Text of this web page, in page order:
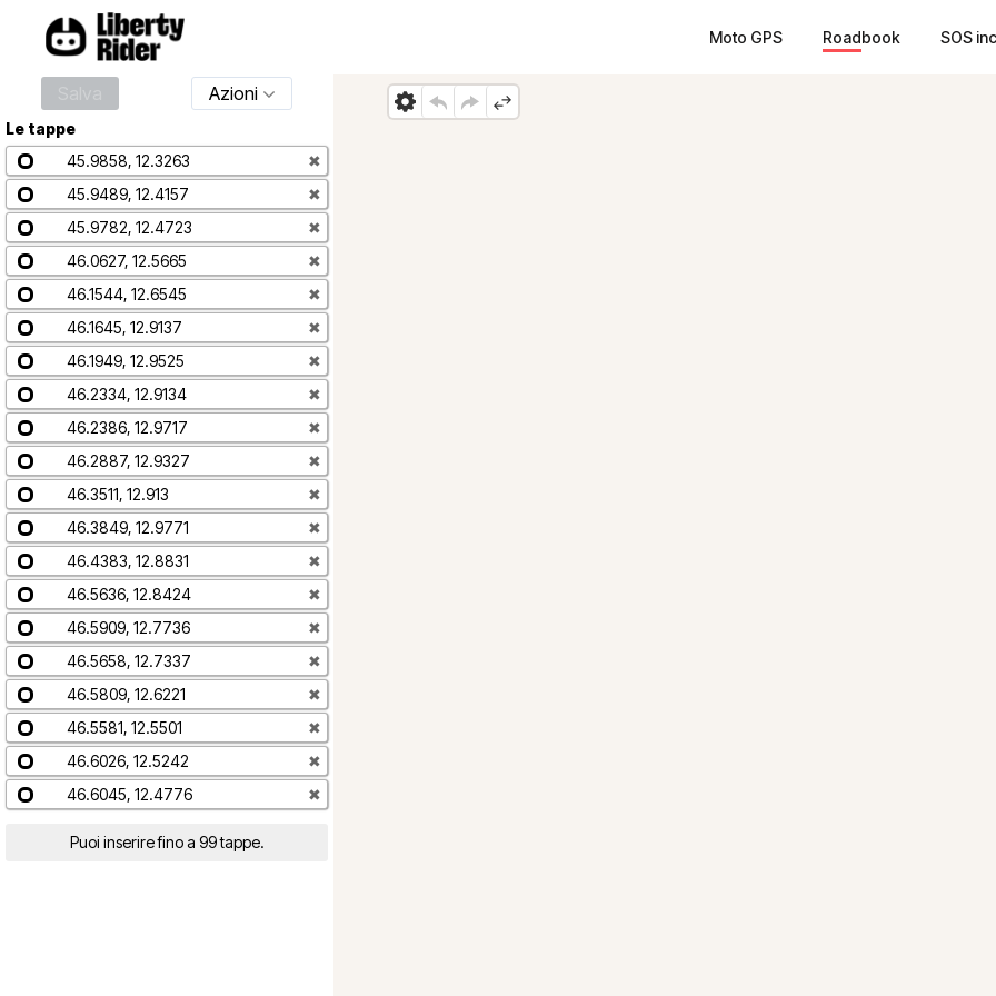
Moto GPS Roadbook SOS
Azioni
Le tappe
45.9858, 12.3263
✖
45.9489, 12.4157
✖
45.9782, 12.4723
✖
46.0627, 12.5665
✖
46.1544, 12.6545
✖
46.1645, 12.9137
✖
46.1949, 12.9525
✖
46.2334, 12.9134
✖
46.2386, 12.9717
✖
46.2887, 12.9327
✖
46.3511, 12.913
✖
46.3849, 12.9771
✖
46.4383, 12.8831
✖
46.5636, 12.8424
✖
46.5909, 12.7736
✖
46.5658, 12.7337
✖
46.5809, 12.6221
✖
46.5581, 12.5501
✖
46.6026, 12.5242
✖
46.6045, 12.4776
✖
Puoi inserire fino a 99 tappe.